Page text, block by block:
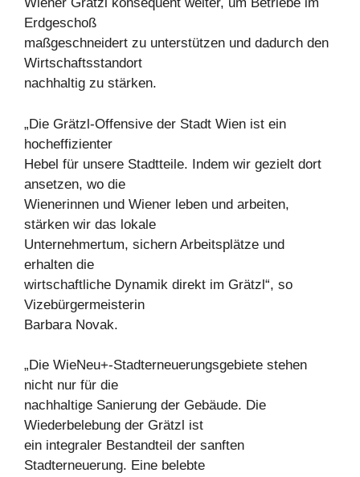
Erdgeschoß
maßgeschneidert zu unterstützen und dadurch den
Wirtschaftsstandort
nachhaltig zu stärken.
„Die Grätzl-Offensive der Stadt Wien ist ein
hocheffizienter
Hebel für unsere Stadtteile. Indem wir gezielt dort
ansetzen, wo die
Wienerinnen und Wiener leben und arbeiten,
stärken wir das lokale
Unternehmertum, sichern Arbeitsplätze und
erhalten die
wirtschaftliche Dynamik direkt im Grätzl“, so
Vizebürgermeisterin
Barbara Novak.
„Die WieNeu+-Stadterneuerungsgebiete stehen
nicht nur für die
nachhaltige Sanierung der Gebäude. Die
Wiederbelebung der Grätzl ist
ein integraler Bestandteil der sanften
Stadterneuerung. Eine belebte